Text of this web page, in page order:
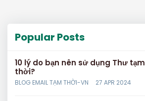
Popular Posts
10 lý do bạn nên sử dụng Thư tạm
thời?
BLOG EMAIL TẠM THỜI-VN 27 APR 2024